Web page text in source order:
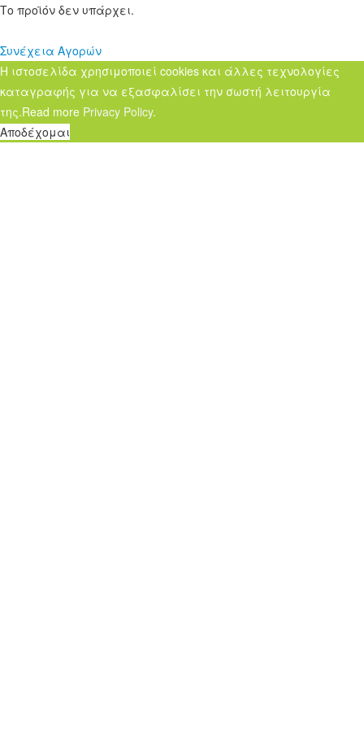
Το προϊόν δεν υπάρχει.
Συνέχεια Αγορών
Η ιστοσελίδα χρησιμοποιεί cookies και άλλες τεχνολογίες
καταγραφής για να εξασφαλίσει την σωστή λειτουργία
της.Read more Privacy Policy.
Αποδέχομαι